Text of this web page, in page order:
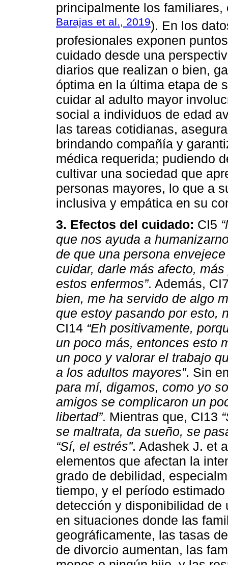
principalmente los
Barajas et al., 2019). En los
profesionales exponen
cuidado desde una
diarios que realizan o bien,
óptima en la última etapa de
cuidar al adulto mayor
social a individuos de edad
las tareas cotidianas,
brindando compañía y
médica requerida; pudiendo
cultivar una sociedad que
personas mayores, lo que a
inclusiva y empática en su
3. Efectos del cuidado: CI5
que nos ayuda a
de que una persona
cuidar, darle más afecto,
estos enfermos”. Además,
bien, me ha servido de algo
que estoy pasando por esto,
CI14 “Eh positivamente,
un poco más, entonces esto
un poco y valorar el trabajo
a los adultos mayores”. Sin
para mí, digamos, como yo
amigos se complicaron un
libertad”. Mientras que, CI13
se maltrata, da sueño, se
“Sí, el estrés”. Adashek J. et
elementos que afectan la
grado de debilidad,
tiempo, y el período
detección y disponibilidad de
en situaciones donde las
geográficamente, las tasas
de divorcio aumentan, las